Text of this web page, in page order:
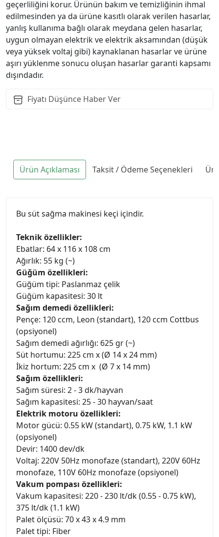
geçerliliğini korur. Ürünün bakım ve temizliğinin ihmal
edilmesinden ya da ürüne kasıtlı olarak verilen hasarlar,
yanlış kullanıma bağlı olarak meydana gelen hasarlar,
uygun olmayan elektrik ve elektrik aksamından (düşük
veya yüksek voltaj gibi) kaynaklanan hasarlar ve ürüne
aşırı yüklenme sonucu oluşan hasarlar garanti kapsamı
dışındadır.
Fiyatı Düşünce Haber Ver
Ürün Açıklaması Taksit / Ödeme Seçenekleri
Bu süt sağma makinesi keçi içindir.
Teknik özellikler:
Ebatlar: 64 x 116 x 108 cm
Ağırlık: 55 kg (~)
Güğüm özellikleri:
Güğüm tipi: Paslanmaz çelik
Güğüm kapasitesi: 30 lt
Sağım demedi özellikleri:
Pençe: 120 ccm, Leon (standart), 120 ccm Cottbus
(opsiyonel)
Sağım demedi ağırlığı: 625 gr (~)
Süt hortumu: 225 cm x (Ø 14 x 24 mm)
İkiz hortum: 225 cm x (Ø 7 x 14 mm)
Sağım özellikleri:
Sağım süresi: 2 - 3 dk/hayvan
Sağım kapasitesi: 25 - 30 hayvan/saat
Elektrik motoru özellikleri:
Motor gücü: 0.55 kW (standart), 0.75 kW, 1.1 kW
(opsiyonel)
Devir: 1400 dev/dk
Voltaj: 220V 50Hz monofaze (standart), 220V 60Hz
monofaze, 110V 60Hz monofaze (opsiyonel)
Vakum pompası özellikleri:
Vakum kapasitesi: 220 - 230 lt/dk (0.55 - 0.75 kW),
375 lt/dk (1.1 kW)
Palet ölçüsü: 70 x 43 x 4.9 mm
Palet tipi: Fiber